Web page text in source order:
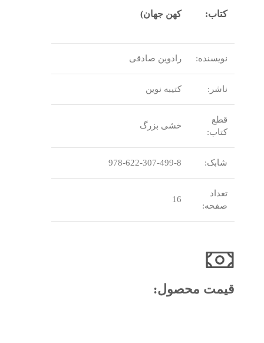
کتاب:
کهن جهان)
نویسنده: رادوین صادقی
ناشر: کتیبه نوین
قطع
کتاب:
خشی بزرگ
شابک: 978-622-307-499-8
تعداد
صفحه:
16
قیمت محصول:​